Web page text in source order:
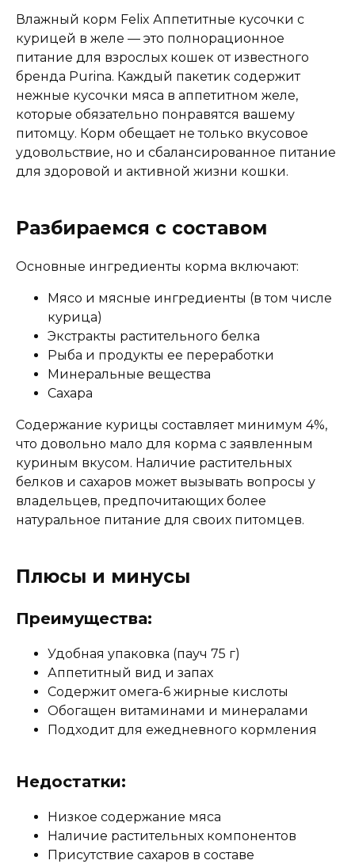
загустители, минеральные вещества, сахара,
витамины
Аналитический состав
Белок 11.5%, жир 2.5%, сырая зола 2.5%, сырая
клетчатка 0.05%, влага 82%, омега-6 жирные
кислоты 0.4%
Омега-6 жирные кислоты, витамины А, D3, E,
таурин
Пищевая ценность
Белок (%)
11.5
Жир (%)
2.5
Клетчатка (%)
Влага (%)
82
Калорийность (ккал/100г)75
Влажный корм Felix Аппетитные кусочки с
курицей в желе — это полнорационное
питание для взрослых кошек от известного
бренда Purina. Каждый пакетик содержит
нежные кусочки мяса в аппетитном желе,
которые обязательно понравятся вашему
питомцу. Корм обещает не только вкусовое
удовольствие, но и сбалансированное питание
для здоровой и активной жизни кошки.
Разбираемся с составом
Основные ингредиенты корма включают:
Мясо и мясные ингредиенты (в том числе
курица)
Экстракты растительного белка
Рыба и продукты ее переработки
Минеральные вещества
Сахара
Содержание курицы составляет минимум 4%,
что довольно мало для корма с заявленным
куриным вкусом. Наличие растительных
белков и сахаров может вызывать вопросы у
владельцев, предпочитающих более
натуральное питание для своих питомцев.
Плюсы и минусы
Преимущества:
Удобная упаковка (пауч 75 г)
Аппетитный вид и запах
Содержит омега-6 жирные кислоты
Обогащен витаминами и минералами
Подходит для ежедневного кормления
Недостатки:
Низкое содержание мяса
Наличие растительных компонентов
Присутствие сахаров в составе